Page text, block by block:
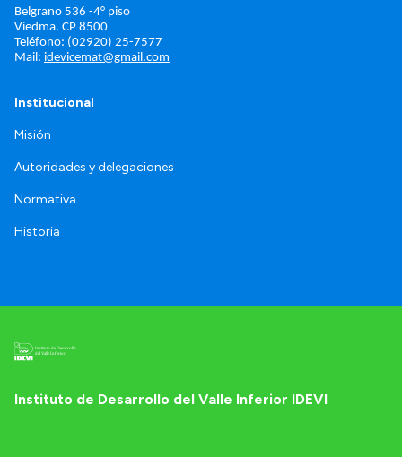
Belgrano 536 -4° piso
Viedma. CP 8500
Teléfono: (02920) 25-7577
Mail: idevicemat@gmail.com
Institucional
Misión
Autoridades y delegaciones
Normativa
Historia
Instituto de Desarrollo del Valle Inferior IDEVI